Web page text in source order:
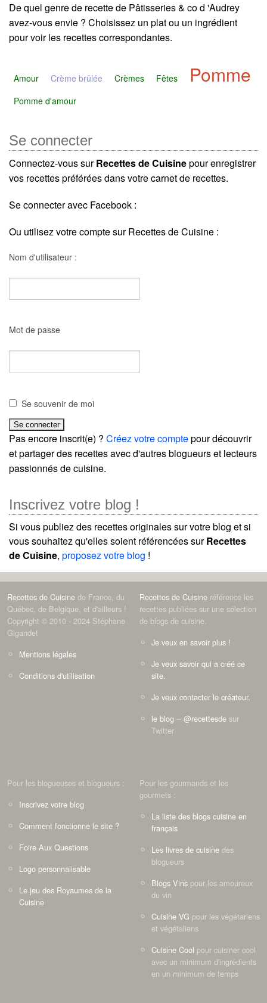
De quel genre de recette de Pâtisseries & co d 'Audrey
avez-vous envie ? Choisissez un plat ou un ingrédient
pour voir les recettes correspondantes.
Amour Crème brûlée Crèmes Fêtes Pomme
Pomme d'amour
Se connecter
Connectez-vous surRecettes de Cuisinepour enregistrer
vos recettes préférées dans votre carnet de recettes.
Se connecter avec Facebook :
Ou utilisez votre compte sur Recettes de Cuisine :
Nom d'utilisateur :
Mot de passe
Se souvenir de moi
Pas encore inscrit(e) ? Créez votre comptepour découvrir
et partager des recettes avec d'autres blogueurs et lecteurs
passionnés de cuisine.
Inscrivez votre blog !
Si vous publiez des recettes originales sur votre blog et si
vous souhaitez qu'elles soient référencées surRecettes
de Cuisine, proposez votre blog !
Recettes de Cuisine de France, du
Québec, de Belgique, et d'ailleurs !
Copyright © 2010 - 2024 Stéphane
Gigandet
Mentions légales
Conditions d'utilisation
Recettes de Cuisine référence les
recettes publiées sur une sélection
de blogs de cuisine.
Je veux en savoir plus !
Je veux savoir qui a créé ce
site.
Je veux contacter le créateur.
le blog -- @recettesde sur
Twitter
Pour les blogueuses et blogueurs :
Inscrivez votre blog
Comment fonctionne le site ?
Foire Aux Questions
Logo personnalisable
Le jeu des Royaumes de la
Cuisine
Pour les gourmands et les
gourmets :
La liste des blogs cuisine en
français
Les livres de cuisine des
blogueurs
Blogs Vins pour les amoureux
du vin
Cuisine VG pour les végétariens
et végétaliens
Cuisine Cool pour cuisiner cool
avec un minimum d'ingrédients
en un minimum de temps